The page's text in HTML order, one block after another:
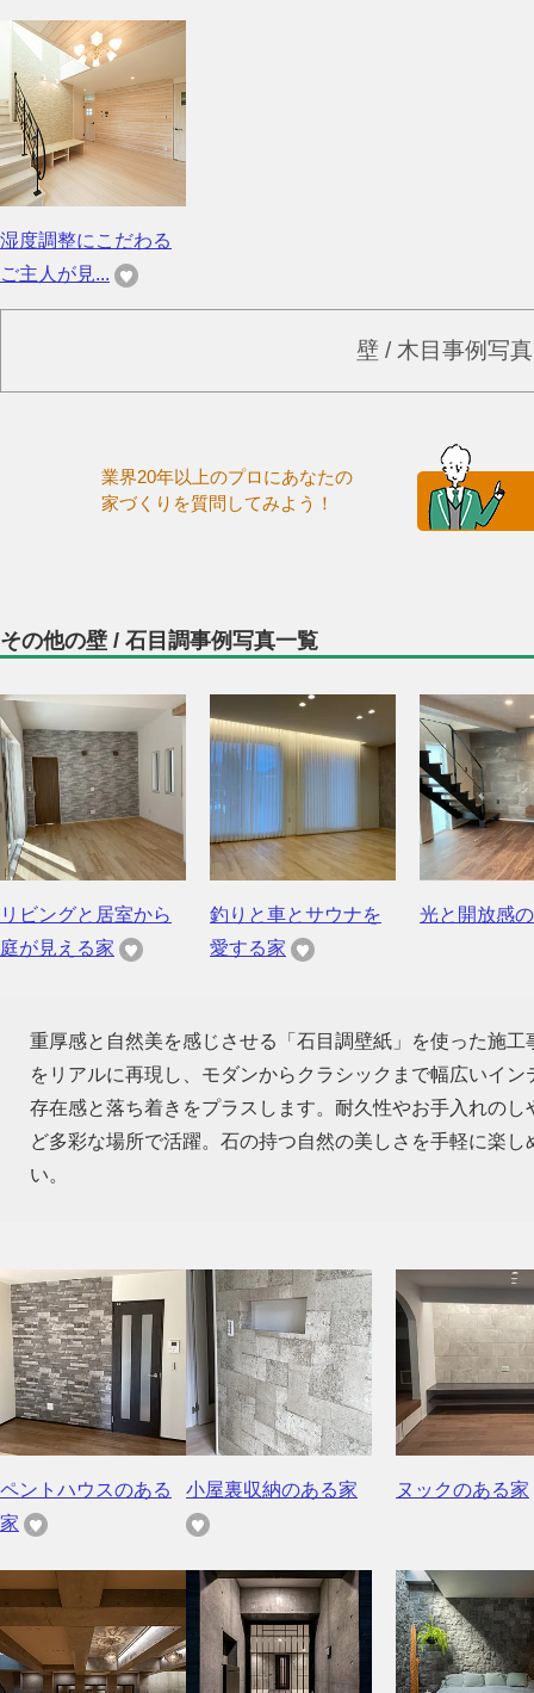
湿度調整にこだわる
ご主人が見...
壁 / 木目事例写
業界20年以上のプロにあなたの
家づくりを質問してみよう！
その他の壁 / 石目調事例写真一覧
リビングと居室から
庭が見える家
釣りと車とサウナを
愛する家
光と開放感
重厚感と自然美を感じさせる「石目調壁紙」を使った施
をリアルに再現し、モダンからクラシックまで幅広いイ
存在感と落ち着きをプラスします。耐久性やお手入れの
ど多彩な場所で活躍。石の持つ自然の美しさを手軽に楽
い。
ペントハウスのある
家
小屋裏収納のある家 ヌックのある家